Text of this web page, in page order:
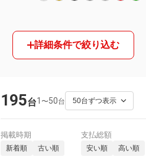
詳細条件で絞り込む
195台1 〜50台
掲載時期
新着順 古い順
支払総額
安い順 高い順